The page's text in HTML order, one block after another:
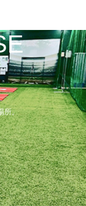
所。